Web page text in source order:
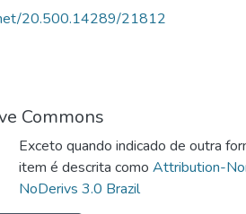
20.500.14289/21812
Commons
Exceto quando indicado de outra
item é descrita como Attribution-
NoDerivs 3.0 Brazil